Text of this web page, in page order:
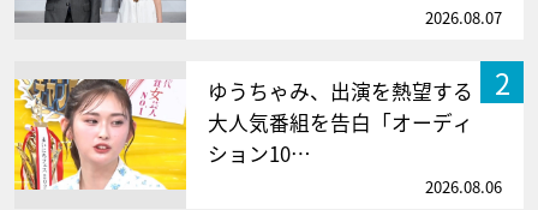
2026.08.07
2
ゆうちゃみ、出演を熱望する
大人気番組を告白「オーディ
ション10…
2026.08.06